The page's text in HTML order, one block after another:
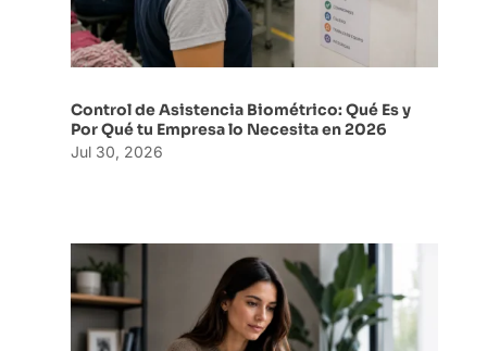
Control de Asistencia Biométrico: Qué Es y
Por Qué tu Empresa lo Necesita en 2026
Jul 30, 2026